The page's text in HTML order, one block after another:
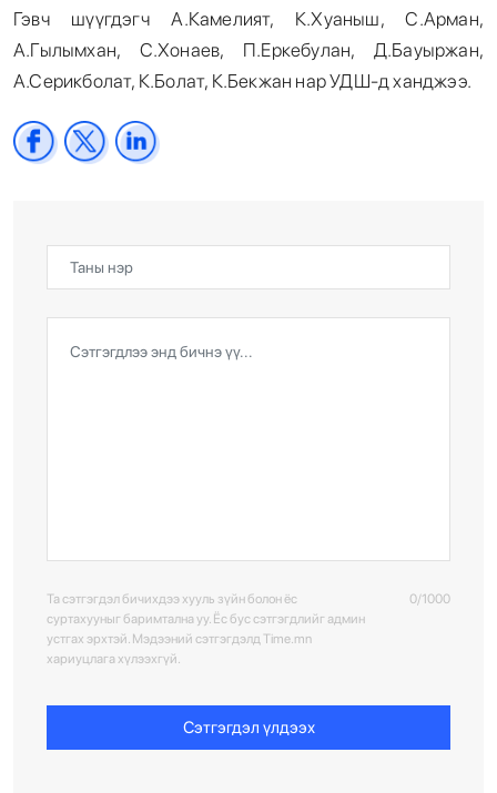
Гэвч шүүгдэгч А.Камелият, К.Хуаныш, С.Арман,
А.Гылымхан, С.Хонаев, П.Еркебулан, Д.Бауыржан,
А.Серикболат, К.Болат, К.Бекжан нар УДШ-д ханджээ.
Та сэтгэгдэл бичихдээ хууль зүйн болон ёс
суртахууныг баримтална уу. Ёс бус сэтгэгдлийг админ
устгах эрхтэй. Мэдээний сэтгэгдэлд Time.mn
хариуцлага хүлээхгүй.
0/1000
Сэтгэгдэл үлдээх